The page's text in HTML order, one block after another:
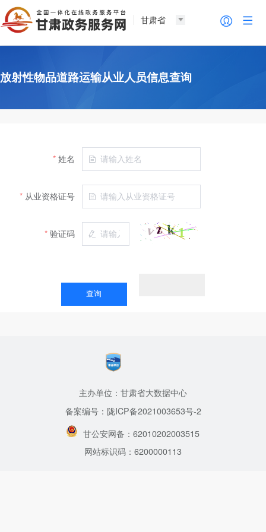
甘肃省
放射性物品道路运输从业人员信息查询
姓名
从业资格证号
验证码
主办单位：甘肃省大数据中心
备案编号：陇ICP备2021003653号-2
甘公安网备：62010202003515
网站标识码：6200000113